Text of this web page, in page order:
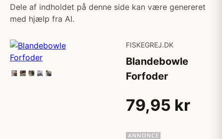
Dele af indholdet på denne side kan være genereret
med hjælp fra AI.
FISKEGREJ.DK
Blandebowle
Forfoder
79,95 kr